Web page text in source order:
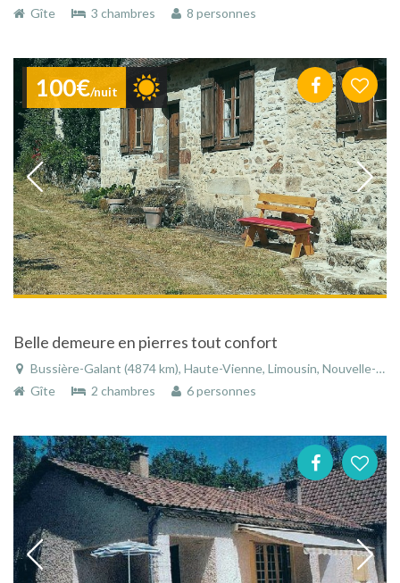
Gîte
3 chambres 8 personnes
100€/nuit
Belle demeure en pierres tout confort
Bussière-Galant (4874 km), Haute-Vienne, Limousin, Nouvelle-Aquitaine, France
Gîte
2 chambres 6 personnes